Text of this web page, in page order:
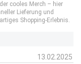
cooles Merch – hier
Lieferung und
Shopping-Erlebnis.
13.02.2025